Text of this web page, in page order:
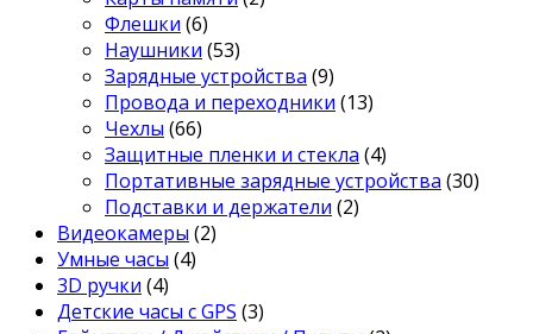
Флешки (6)
Наушники (53)
Зарядные устройства (9)
Провода и переходники (13)
Чехлы (66)
Защитные пленки и стекла (4)
Портативные зарядные устройства (30)
Подставки и держатели (2)
Видеокамеры (2)
Умные часы (4)
3D ручки (4)
Детские часы с GPS (3)